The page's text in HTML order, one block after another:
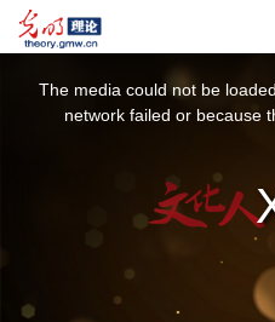
The media could not be
network failed or because